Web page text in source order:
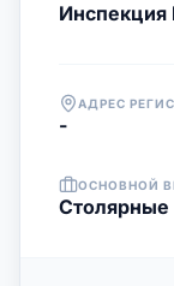
АДРЕС
-
ОСНОВНОЙ
Столярные